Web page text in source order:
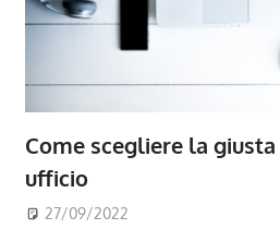
Come scegliere la
ufficio
27/09/2022